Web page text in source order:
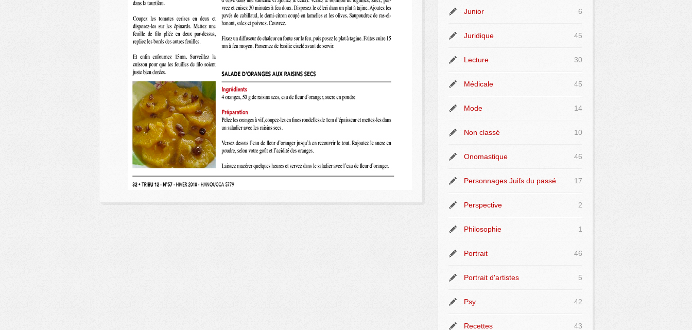
Junior 6
Juridique 45
Lecture 30
Médicale 45
Mode 14
Non classé 10
Onomastique 46
Personnages Juifs du passé 17
Perspective 2
Philosophie 1
Portrait 46
Portrait d'artistes 5
Psy 42
Recettes 43